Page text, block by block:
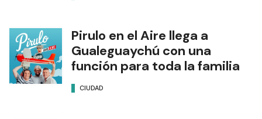
Pirulo en el Aire llega a
Gualeguaychú con una
función para toda la familia
CIUDAD